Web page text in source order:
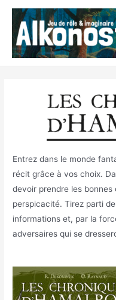
Aller
contenu
Entrez dans le monde
récit grâce à vos choix.
devoir prendre les
perspicacité. Tirez parti
informations et, par la
adversaires qui se